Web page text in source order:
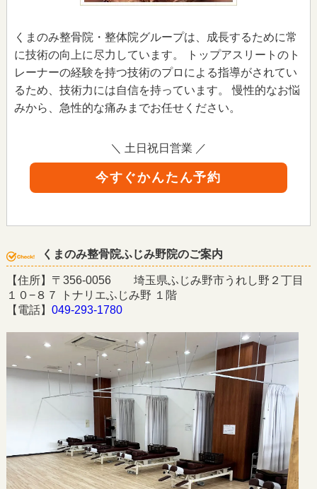
くまのみ整骨院・整体院グループは、成長するために常
に技術の向上に尽力しています。 トップアスリートのト
レーナーの経験を持つ技術のプロによる指導がされてい
るため、技術力には自信を持っています。 慢性的なお悩
みから、急性的な痛みまでお任せください。
＼ 土日祝日営業 ／
今すぐかんたん予約
くまのみ整骨院ふじみ野院のご案内
【住所】〒356-0056 埼玉県ふじみ野市うれし野２丁目
１０−８７ トナリエふじみ野 １階
【電話】 049-293-1780